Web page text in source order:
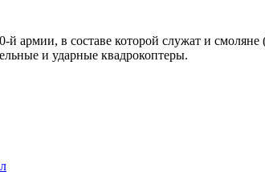
й армии, в составе которой служат и смоляне
и ударные квадрокоптеры.